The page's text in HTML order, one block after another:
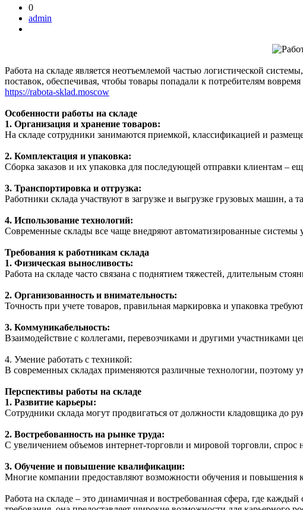
0
admin
Работа на складе является неотъемлемой частью логистической
поставок, обеспечивая, чтобы товары попадали к потребителям
https://rabota-sklad.moscow
Особенности работы на складе
1. Организация и хранение товаров:
На складе сотрудники занимаются приемкой, классификацией и
2. Комплектация и упаковка:
Сборка заказов и их упаковка для последующей отправки клиентам –
3. Транспортировка и отгрузка:
Работники склада участвуют в загрузке и выгрузке грузовых машин, а
4. Использование технологий:
Современные склады все чаще внедряют автоматизированные системы
Требования к работникам склада
1. Физическая выносливость:
Работа на складе часто связана с поднятием тяжестей, длительным
2. Организованность и внимательность:
Точность при учете товаров, правильная маркировка и упаковка
3. Коммуникабельность:
Взаимодействие с коллегами, перевозчиками и другими участниками
4. Умение работать с техникой:
В современных складах применяются различные технологии, поэтому
Перспективы работы на складе
1. Развитие карьеры:
Сотрудники склада могут продвигаться от должности кладовщика до
2. Востребованность на рынке труда:
С увеличением объемов интернет-торговли и мировой торговли, спрос
3. Обучение и повышение квалификации:
Многие компании предоставляют возможности обучения и повышения
Работа на складе – это динамичная и востребованная сфера, где